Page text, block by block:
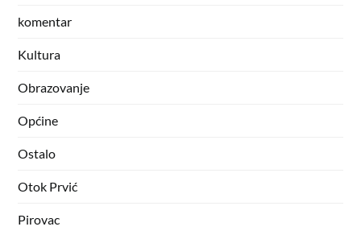
komentar
Kultura
Obrazovanje
Općine
Ostalo
Otok Prvić
Pirovac